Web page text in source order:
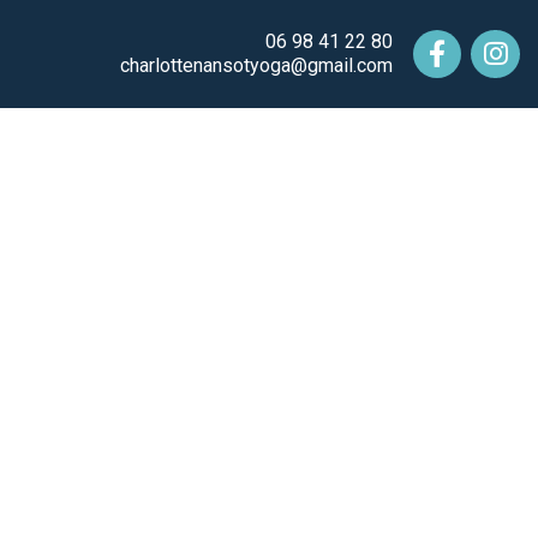
06 98 41 22 80
charlottenansotyoga@gmail.com